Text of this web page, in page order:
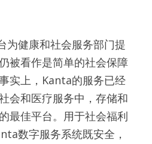
为健康和社会服务部门提
被看作是简单的社会保障
实上，Kanta的服务已经
会和医疗服务中，存储和
最佳平台。用于社会福利
数字服务系统既安全，